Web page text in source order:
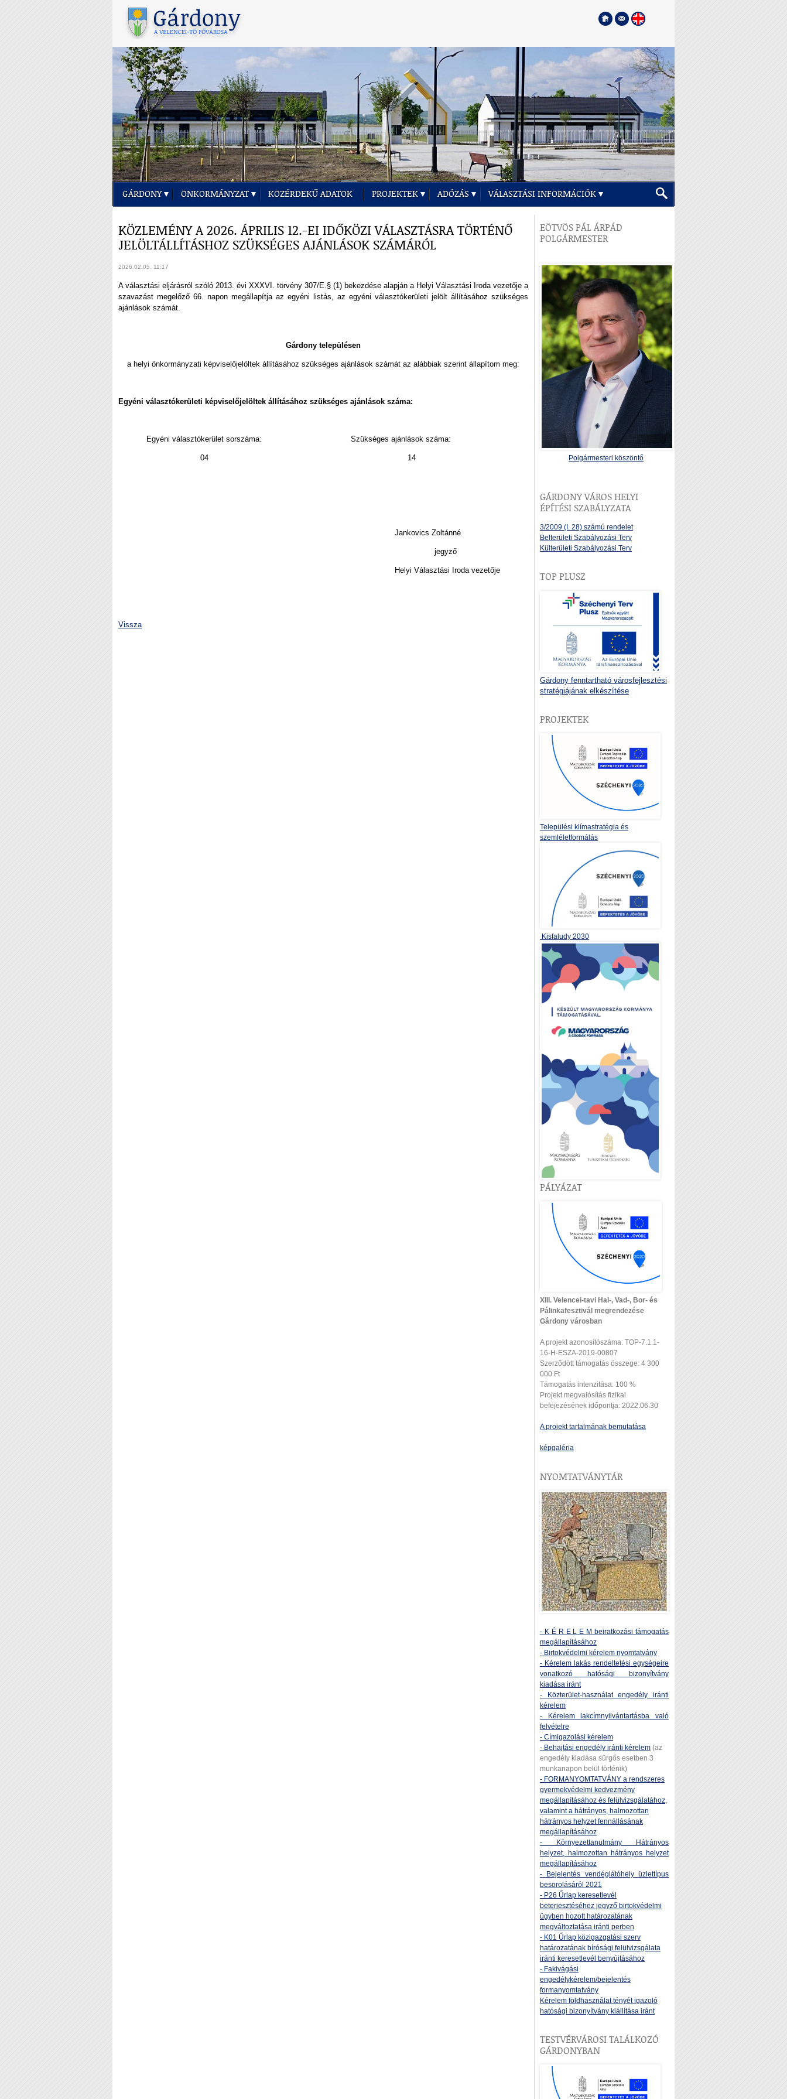
GÁRDONY ÖNKORMÁNYZAT KÖZÉRDEKŰ ADATOK PROJEKTEK ADÓZÁS VÁLASZTÁSI INFORMÁCIÓK
KÖZLEMÉNY A 2026. ÁPRILIS 12.-EI IDŐKÖZI VÁLASZTÁSRA TÖRTÉNŐ
JELÖLTÁLLÍTÁSHOZ SZÜKSÉGES AJÁNLÁSOK SZÁMÁRÓL
2026.02.05. 11:17
A választási eljárásról szóló 2013. évi XXXVI. törvény 307/E.§ (1) bekezdése alapján a Helyi Választási Iroda vezetője a
szavazást megelőző 66. napon megállapítja az egyéni listás, az egyéni választókerületi jelölt állításához szükséges
ajánlások számát.
Gárdony településen
a helyi önkormányzati képviselőjelöltek állításához szükséges ajánlások számát az alábbiak szerint állapítom meg:
Egyéni választókerületi képviselőjelöltek állításához szükséges ajánlások száma:
Egyéni választókerület sorszáma: Szükséges ajánlások száma:
04 14
Jankovics Zoltánné
jegyző
Helyi Választási Iroda vezetője
Vissza
EÖTVÖS PÁL ÁRPÁD
POLGÁRMESTER
Polgármesteri köszöntő
GÁRDONY VÁROS HELYI
ÉPÍTÉSI SZABÁLYZATA
3/2009 (I. 28) számú rendelet
Belterületi Szabályozási Terv
Külterületi Szabályozási Terv
TOP PLUSZ
Gárdony fenntartható városfejlesztési
stratégiájának elkészítése
PROJEKTEK
Települési klímastratégia és
szemléletformálás
Kisfaludy 2030
PÁLYÁZAT
XIII. Velencei-tavi Hal-, Vad-, Bor- és
Pálinkafesztivál megrendezése
Gárdony városban
A projekt azonosítószáma: TOP-7.1.1-
16-H-ESZA-2019-00807
Szerződött támogatás összege: 4 300
000 Ft
Támogatás intenzitása: 100 %
Projekt megvalósítás fizikai
befejezésének időpontja: 2022.06.30
A projekt tartalmának bemutatása
képgaléria
NYOMTATVÁNYTÁR
- K É R E L E M beiratkozási támogatás
megállapításához
- Birtokvédelmi kérelem nyomtatvány
- Kérelem lakás rendeltetési egységeire
vonatkozó hatósági bizonyítvány
kiadása iránt
- Közterület-használat engedély iránti
kérelem
- Kérelem lakcímnyilvántartásba való
felvételre
- Címigazolási kérelem
- Behajtási engedély iránti kérelem (az
engedély kiadása sürgős esetben 3
munkanapon belül történik)
- FORMANYOMTATVÁNY a rendszeres
gyermekvédelmi kedvezmény
megállapításához és felülvizsgálatához,
valamint a hátrányos, halmozottan
hátrányos helyzet fennállásának
megállapításához
- Környezettanulmány Hátrányos
helyzet, halmozottan hátrányos helyzet
megállapításához
- Bejelentés vendéglátóhely üzlettípus
besorolásáról 2021
- P26 Űrlap keresetlevél
beterjesztéséhez jegyző birtokvédelmi
ügyben hozott határozatának
megváltoztatása iránti perben
- K01 Űrlap közigazgatási szerv
határozatának bírósági felülvizsgálata
iránti keresetlevél benyújtásához
- Fakivágási
engedélykérelem/bejelentés
formanyomtatvány
Kérelem földhasználat tényét igazoló
hatósági bizonyítvány kiállítása iránt
TESTVÉRVÁROSI TALÁLKOZÓ
GÁRDONYBAN